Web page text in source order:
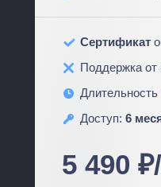
Сертификат
Поддержка от
Длительность
Доступ: 6
5 490